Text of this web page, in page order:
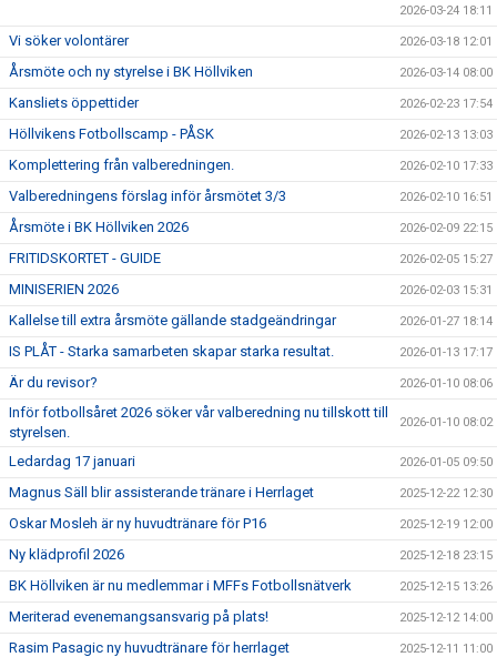
2026-03-24 18:11
Vi söker volontärer 2026-03-18 12:01
Årsmöte och ny styrelse i BK Höllviken 2026-03-14 08:00
Kansliets öppettider 2026-02-23 17:54
Höllvikens Fotbollscamp - PÅSK 2026-02-13 13:03
Komplettering från valberedningen. 2026-02-10 17:33
Valberedningens förslag inför årsmötet 3/3 2026-02-10 16:51
Årsmöte i BK Höllviken 2026 2026-02-09 22:15
FRITIDSKORTET - GUIDE 2026-02-05 15:27
MINISERIEN 2026 2026-02-03 15:31
Kallelse till extra årsmöte gällande stadgeändringar 2026-01-27 18:14
IS PLÅT - Starka samarbeten skapar starka resultat. 2026-01-13 17:17
Är du revisor? 2026-01-10 08:06
Inför fotbollsåret 2026 söker vår valberedning nu tillskott till
styrelsen.
2026-01-10 08:02
Ledardag 17 januari 2026-01-05 09:50
Magnus Säll blir assisterande tränare i Herrlaget 2025-12-22 12:30
Oskar Mosleh är ny huvudtränare för P16 2025-12-19 12:00
Ny klädprofil 2026 2025-12-18 23:15
BK Höllviken är nu medlemmar i MFFs Fotbollsnätverk 2025-12-15 13:26
Meriterad evenemangsansvarig på plats! 2025-12-12 14:00
Rasim Pasagic ny huvudtränare för herrlaget 2025-12-11 11:00